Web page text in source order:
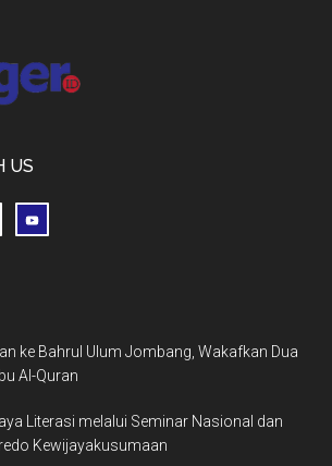
US
ke Bahrul Ulum Jombang, Wakafkan Dua
Al-Quran
Literasi melalui Seminar Nasional dan
Kewijayakusumaan